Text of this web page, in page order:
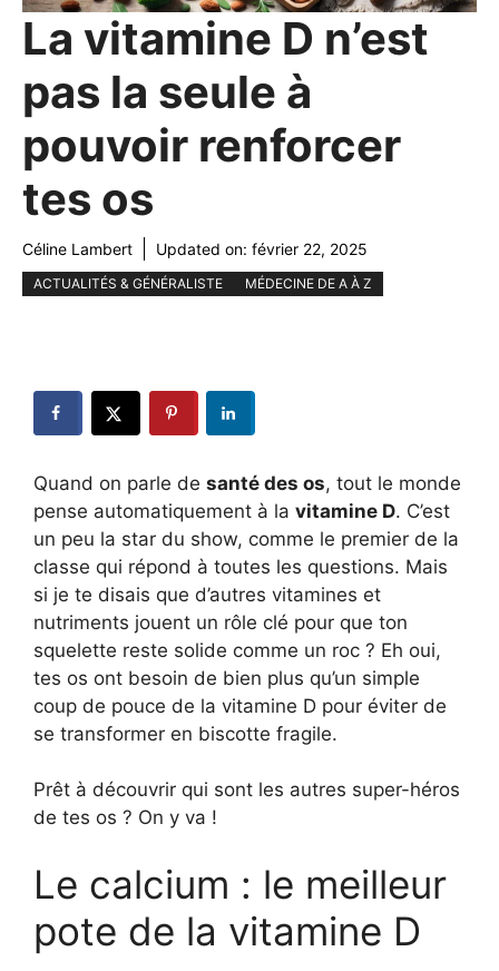
La vitamine D n’est
pas la seule à
pouvoir renforcer
tes os
Céline Lambert Updated on: février 22, 2025
ACTUALITÉS & GÉNÉRALISTE MÉDECINE DE A À Z
Quand on parle de santé des os, tout le monde
pense automatiquement à la vitamine D. C’est
un peu la star du show, comme le premier de la
classe qui répond à toutes les questions. Mais
si je te disais que d’autres vitamines et
nutriments jouent un rôle clé pour que ton
squelette reste solide comme un roc ? Eh oui,
tes os ont besoin de bien plus qu’un simple
coup de pouce de la vitamine D pour éviter de
se transformer en biscotte fragile.
Prêt à découvrir qui sont les autres super-héros
de tes os ? On y va !
Le calcium : le meilleur
pote de la vitamine D